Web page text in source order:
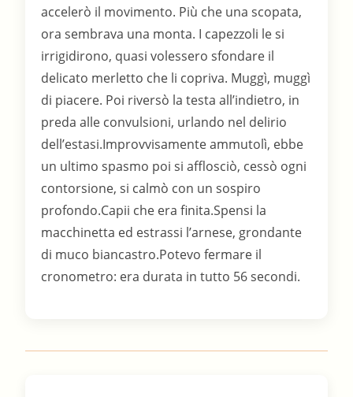
accelerò il movimento. Più che una scopata,
ora sembrava una monta. I capezzoli le si
irrigidirono, quasi volessero sfondare il
delicato merletto che li copriva. Muggì, muggì
di piacere. Poi riversò la testa all’indietro, in
preda alle convulsioni, urlando nel delirio
dell’estasi.Improvvisamente ammutolì, ebbe
un ultimo spasmo poi si afflosciò, cessò ogni
contorsione, si calmò con un sospiro
profondo.Capii che era finita.Spensi la
macchinetta ed estrassi l’arnese, grondante
di muco biancastro.Potevo fermare il
cronometro: era durata in tutto 56 secondi.